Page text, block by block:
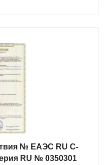
№ ЕАЭС RU C-
RU № 0350301